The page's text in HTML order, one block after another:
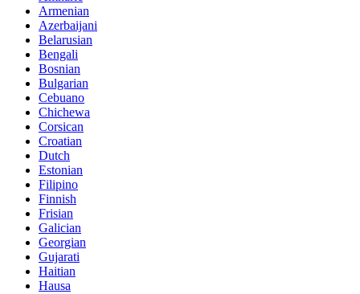
Armenian
Azerbaijani
Belarusian
Bengali
Bosnian
Bulgarian
Cebuano
Chichewa
Corsican
Croatian
Dutch
Estonian
Filipino
Finnish
Frisian
Galician
Georgian
Gujarati
Haitian
Hausa